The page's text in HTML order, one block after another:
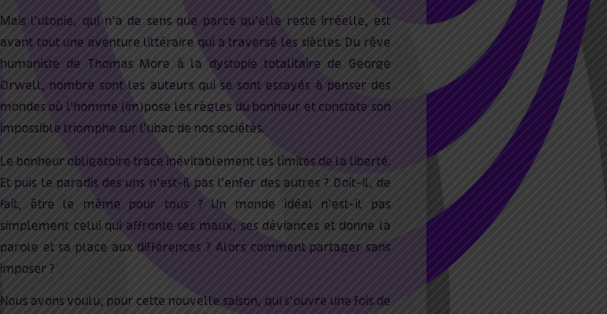
Mais l’utopie, qui n’a de sens que parce qu’elle reste irréelle, est
avant tout une aventure littéraire qui a traversé les siècles. Du rêve
humaniste de Thomas More à la dystopie totalitaire de George
Orwell, nombre sont les auteurs qui se sont essayés à penser des
mondes où l’homme (im)pose les règles du bonheur et constate son
impossible triomphe sur l’ubac de nos sociétés.
Le bonheur obligatoire trace inévitablement les limites de la liberté.
Et puis le paradis des uns n’est-il pas l’enfer des autres ? Doit-il, de
fait, être le même pour tous ? Un monde idéal n’est-il pas
simplement celui qui affronte ses maux, ses déviances et donne la
parole et sa place aux différences ? Alors comment partager sans
imposer ?
Nous avons voulu, pour cette nouvelle saison, qui s’ouvre une fois de